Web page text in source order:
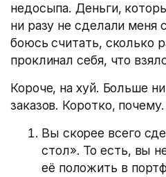
недосыпа. Деньги,
ни разу не сделали
боюсь считать, сколько
проклинал себя, что
Короче, на хуй. Больше
заказов. Коротко, почему.
Вы скорее всего
стол». То есть, вы
её положить в